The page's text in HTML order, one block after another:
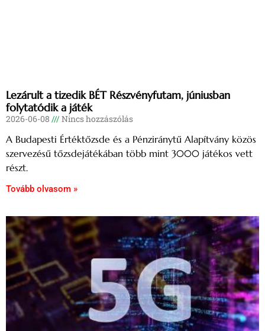
Lezárult a tizedik BÉT Részvényfutam, júniusban
folytatódik a játék
2026-06-08 Nincs hozzászólás
A Budapesti Értéktőzsde és a Pénziránytű Alapítvány közös
szervezésű tőzsdejátékában több mint 3000 játékos vett
részt.
Tovább olvasom »